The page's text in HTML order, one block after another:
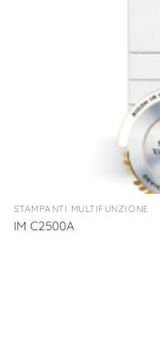
STAMPANTI MULTIFUNZIONE
IM C2500A